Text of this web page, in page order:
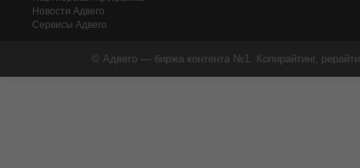
Новости Адвего
Сервисы Адвего
© Адвего — биржа контента №1. Копирайтинг,